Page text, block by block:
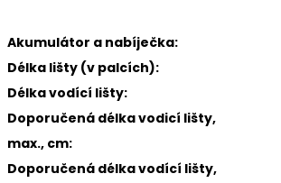
Akumulátor a nabíječka:
Délka lišty (v palcích):
Délka vodící lišty:
Doporučená délka vodicí lišty,
max., cm:
Doporučená délka vodící lišty,